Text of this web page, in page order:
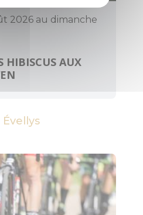
Contactez-
Brochures
Votre avis nous
responsable
Accès et
transports
2026 au dimanche
HIBISCUS AUX
Évellys